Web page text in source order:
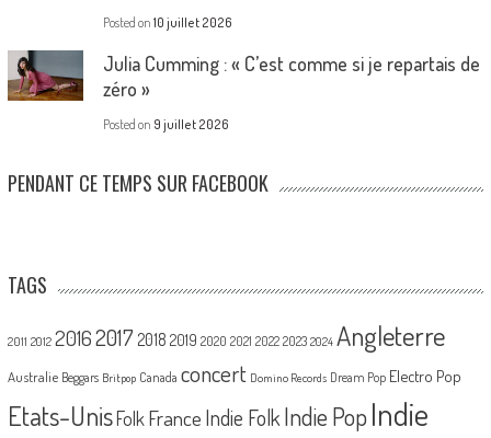
Posted on 10 juillet 2026
Julia Cumming : « C’est comme si je repartais de
zéro »
Posted on 9 juillet 2026
PENDANT CE TEMPS SUR FACEBOOK
TAGS
2011 2012 20162017 2018 2019 2020 2021 2022 2023 2024 Angleterre
Australie Beggars Britpop Canada concert Domino Records Dream Pop Electro Pop
Etats-UnisFolk France Indie Folk Indie PopIndie